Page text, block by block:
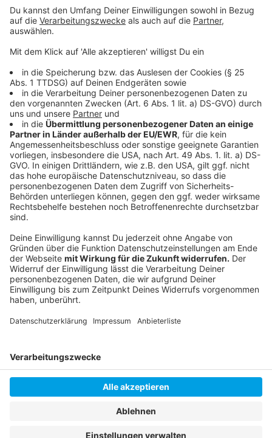
Anzeige
Unsere Fortuna-Sonderseite
Unsere DEG-Sonderseite
Neue Sportanlage in Hassels
Anzeige
Folge uns für mehr News & Updates:
Anzeige
Anzeige